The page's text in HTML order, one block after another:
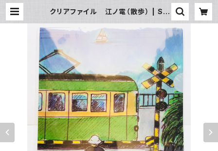
クリアファイル 江ノ電（散歩） | SU